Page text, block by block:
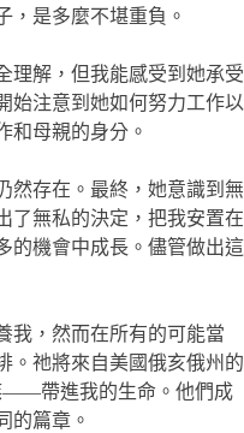
，是多麼不堪重負。
理解，但我能感受到她承受
始注意到她如何努力工作以
和母親的身分。
然存在。最終，她意識到無
了無私的決定，把我安置在
的機會中成長。儘管做出這
我，然而在所有的可能當
。祂將來自美國俄亥俄州的
帶進我的生命。他們成
的篇章。